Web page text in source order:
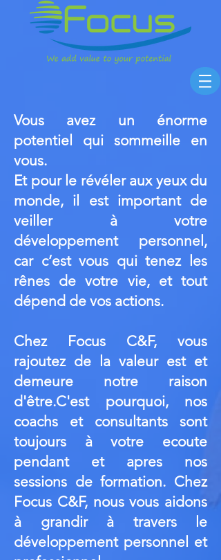
Vous avez un énorme
potentiel qui sommeille en
vous.
Et pour le révéler aux yeux du
monde, il est important de
veiller à votre
développement personnel,
car c’est vous qui tenez les
rênes de votre vie, et tout
dépend de vos actions.
Chez Focus C&F, vous
rajoutez de la valeur est et
demeure notre raison
d'être.C'est pourquoi, nos
coachs et consultants sont
toujours à votre ecoute
pendant et apres nos
sessions de formation. Chez
Focus C&F, nous vous aidons
à grandir à travers le
développement personnel et